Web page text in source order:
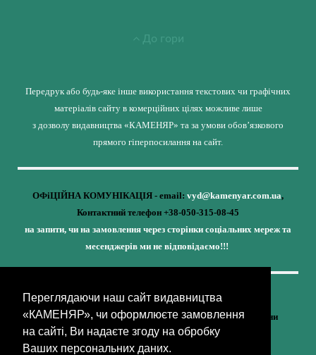
Переглядаючи наш сайт видавництва
«КАМЕНЯР», чи оформлюєте замовлення
на сайті, Ви надаєте згоду на обробку
Ваших персональних даних.
До гори
Передрук або будь-яке інше використання текстових чи графічних
матеріалів сайту в комерційних цілях можливе лише
з дозволу видавництва «КАМЕНЯР» та за умови обов’язкового
прямого гіперпосилання на сайт.
ОФіЦІЙНА КОМУНІКАЦІЯ - email: vyd@kamenyar.com.ua,
Контактний телефон +38-050-315-08-45
на запити, чи на замовлення через сторінки соціальних мереж та
месенджерів ми не відповідаємо!!!
Кожне наше видання - це внесок у спротив,
у збереження ідентичності та неминучу перемогу України
(видавництво «КАМЕНЯР»)